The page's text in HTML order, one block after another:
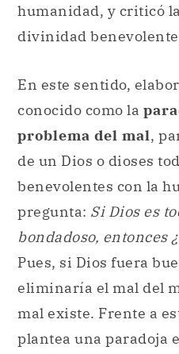
humanidad, y criticó
divinidad
En este sentido,
conocido como la
problema del mal,
de un Dios o dioses
benevolentes con la
pregunta: Si Dios es
bondadoso, entonces
Pues, si Dios fuera
eliminaría el mal del
mal existe. Frente a
plantea una paradoja